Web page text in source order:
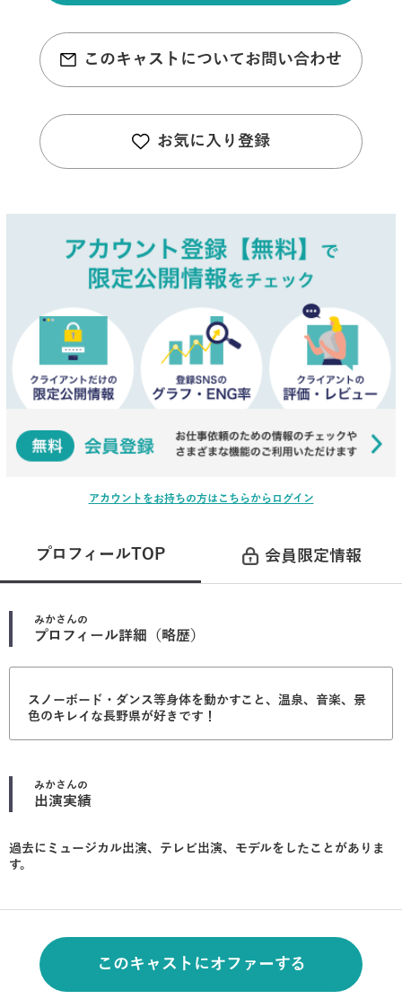
このキャストについてお問い合わせ
お気に入り登録
アカウントをお持ちの方はこちらからログイン
プロフィールTOP 会員限定情報
みかさんの
プロフィール詳細（略歴）
スノーボード・ダンス等身体を動かすこと、温泉、音楽、景
色のキレイな長野県が好きです！
みかさんの
出演実績
過去にミュージカル出演、テレビ出演、モデルをしたことがありま
す。
このキャストにオファーする